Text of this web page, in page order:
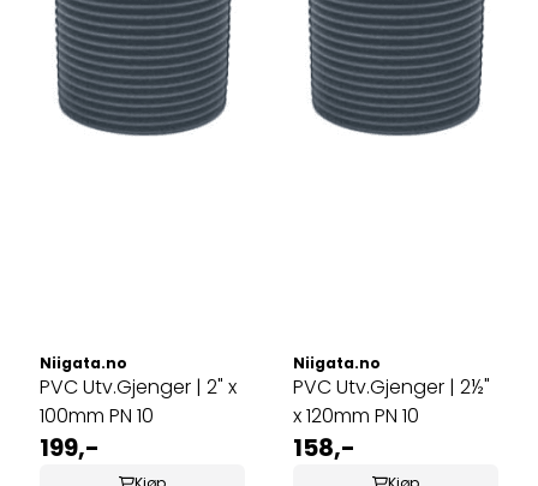
Niigata.no
PVC Utv.Gjenger | 2" x
100mm PN 10
199,-
Niigata.no
PVC Utv.Gjenger | 2½"
x 120mm PN 10
158,-